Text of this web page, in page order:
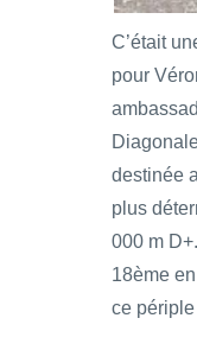
C’était
pour
destinée
plus
000 m
18ème
ce périple